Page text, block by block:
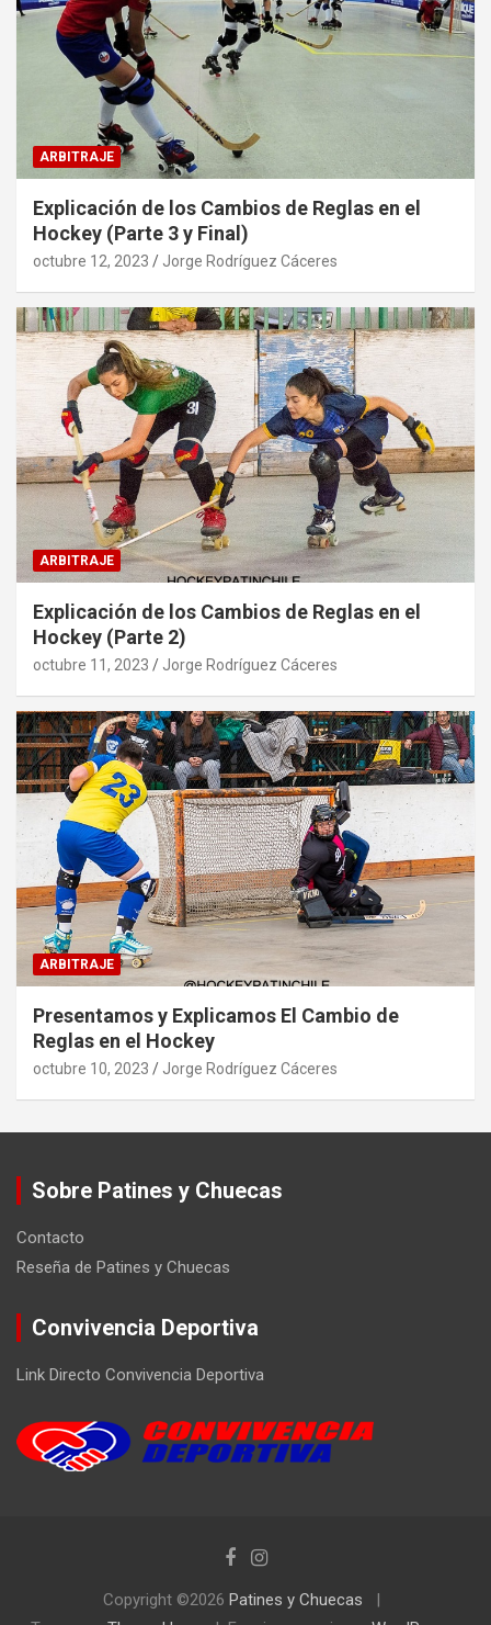
ARBITRAJE
Explicación de los Cambios de Reglas en el
Hockey (Parte 3 y Final)
octubre 12, 2023 Jorge Rodríguez Cáceres
ARBITRAJE
Explicación de los Cambios de Reglas en el
Hockey (Parte 2)
octubre 11, 2023 Jorge Rodríguez Cáceres
ARBITRAJE
Presentamos y Explicamos El Cambio de
Reglas en el Hockey
octubre 10, 2023 Jorge Rodríguez Cáceres
Sobre Patines y Chuecas
Contacto
Reseña de Patines y Chuecas
Convivencia Deportiva
Link Directo Convivencia Deportiva
Copyright ©2026 Patines y Chuecas